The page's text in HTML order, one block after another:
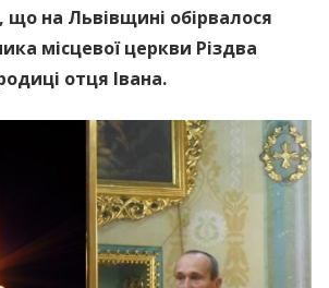
що на Львівщині обірвалося
місцевої церкви Різдва
отця Івана.